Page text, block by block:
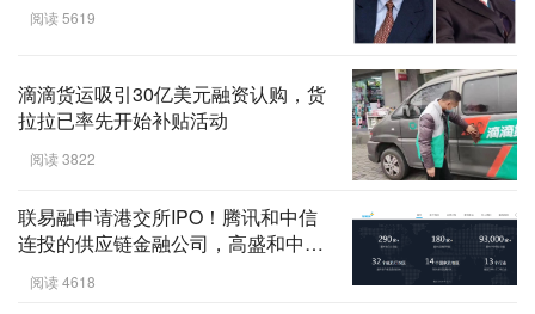
阅读 5619
滴滴货运吸引30亿美元融资认购，货
拉拉已率先开始补贴活动
阅读 3822
联易融申请港交所IPO！腾讯和中信
连投的供应链金融公司，高盛和中金
为联席保荐人 ... ...
阅读 4618